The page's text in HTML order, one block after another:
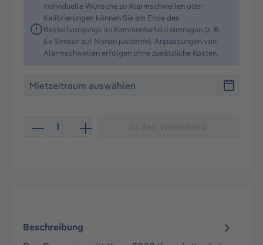
Individuelle Wünsche zu Alarmschwellen oder
Kalibrierungen können Sie am Ende des
Bestellvorgangs im Kommentarfeld eintragen (z. B.
Ex-Sensor auf Nonan justieren). Anpassungen von
Alarmschwellen erfolgen ohne zusätzliche Kosten.
Produkt Anzahl: Gib den gewünschten Wert ein oder
Beschreibung